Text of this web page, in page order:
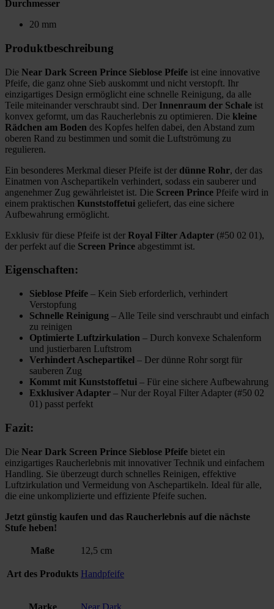
Durchmesser
20 mm
Produktbeschreibung
Die Near Dark Screen Prince Sieblose Pfeife ist eine innovative
Pfeife, die ganz ohne Sieb auskommt und nicht verstopft. Ihr
einzigartiges Design ermöglicht eine schnelle Reinigung, da alle
Teile miteinander verschraubt sind. Der Innenraum der Schale ist
konvex geformt, um das Raucherlebnis zu optimieren. Die kleine
Rädchen am Boden des Kopfes helfen dabei, den Abstand zum
oberen Rand zu bestimmen und somit die Luftströmung zu
regulieren.
Ein besonderes Merkmal dieser Pfeife ist der dünne Rohr, der das
Einatmen von Aschepartikeln verhindert, sodass ein sauberer und
angenehmer Zug gewährleistet ist. Die Screen Prince Pfeife wird in
einem praktischen Kunststoffetui geliefert, das eine sichere
Aufbewahrung ermöglicht.
Exklusiv für diese Pfeife ist der Royal Filter Adapter (#50 02 01),
der perfekt auf die Screen Prince abgestimmt ist.
Eigenschaften:
Sieblose Pfeife – Kein Sieb erforderlich, verhindert
Verstopfung
Schnelle Reinigung – Alle Teile sind verschraubt und einfach
zu reinigen
Optimierte Luftzirkulation – Durch konvexe Schalenform
und justierbaren Luftstrom
Verhindert Aschepartikel – Der dünne Rohr sorgt für
sauberen Zug
Kommt mit Kunststoffetui – Für eine sichere Aufbewahrung
Exklusiver Adapter – Nur der Royal Filter Adapter (#50 02
01) passt perfekt
Fazit:
Die Near Dark Screen Prince Sieblose Pfeife bietet ein
einzigartiges Raucherlebnis mit innovativer Technik und einfachem
Handling. Sie überzeugt durch schnelles Reinigen, effektive
Luftzirkulation und Vermeidung von Aschepartikeln. Ideal für alle,
die eine unkomplizierte und effiziente Pfeife suchen.
Jetzt günstig kaufen und das Raucherlebnis auf die nächste
Stufe heben!
Maße 12,5 cm
Art des Produkts Handpfeife
Marke Near Dark